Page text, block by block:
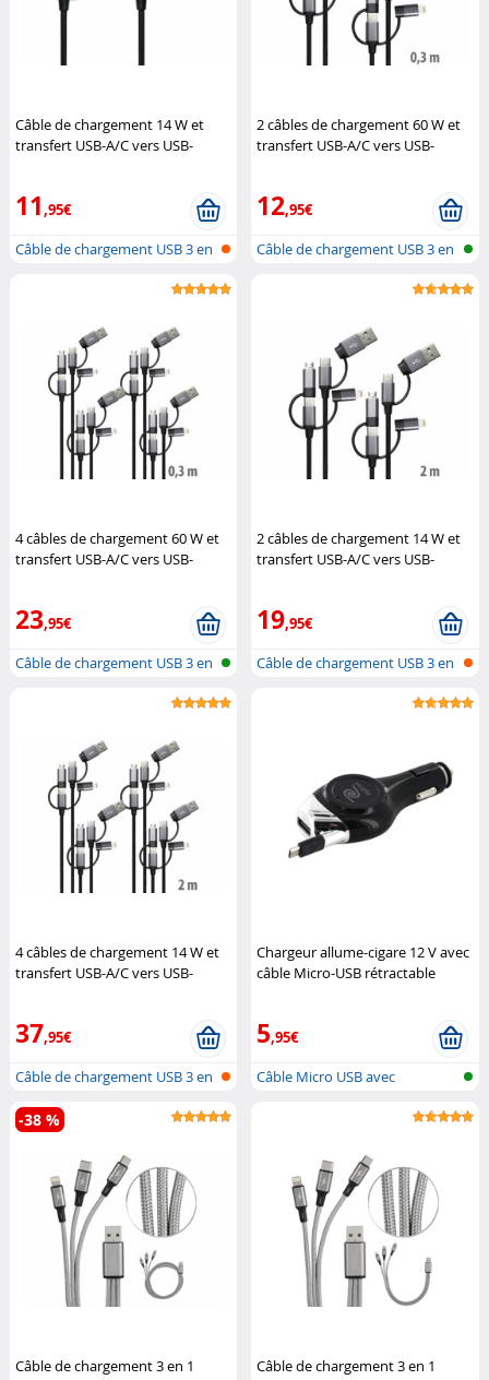
Câble de chargement 14 W et
transfert USB-A/C vers USB-
11,95€
Câble de chargement USB 3 en
2 câbles de chargement 60 W et
transfert USB-A/C vers USB-
12,95€
Câble de chargement USB 3 en
4 câbles de chargement 60 W et
transfert USB-A/C vers USB-
23,95€
Câble de chargement USB 3 en
2 câbles de chargement 14 W et
transfert USB-A/C vers USB-
19,95€
Câble de chargement USB 3 en
4 câbles de chargement 14 W et
transfert USB-A/C vers USB-
37,95€
Câble de chargement USB 3 en
1 : li...
Chargeur allume-cigare 12 V avec
câble Micro-USB rétractable
5,95€
Câble Micro USB avec
Câble de chargement 3 en 1
-38 %
Câble de chargement 3 en 1